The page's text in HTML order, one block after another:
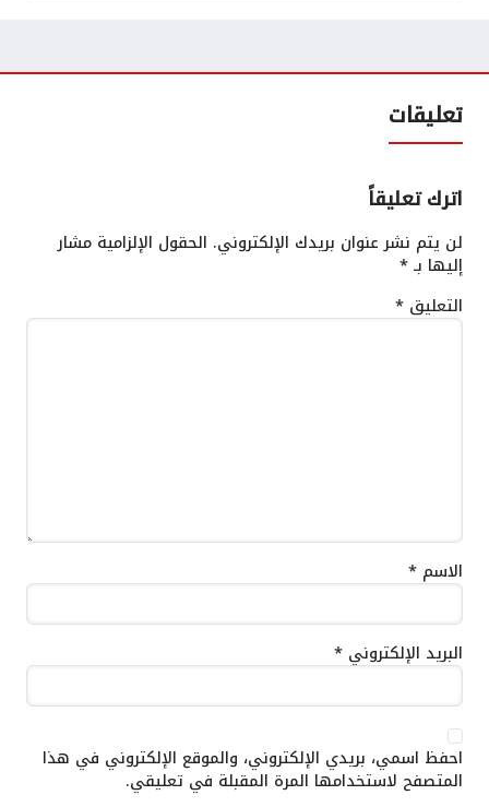
تعليقات
اترك تعليقاً
لن يتم نشر عنوان بريدك الإلكتروني. الحقول الإلزامية مشار
إليها بـ*
التعليق *
الاسم *
البريد الإلكتروني *
احفظ اسمي، بريدي الإلكتروني، والموقع الإلكتروني في هذا
المتصفح لاستخدامها المرة المقبلة في تعليقي.